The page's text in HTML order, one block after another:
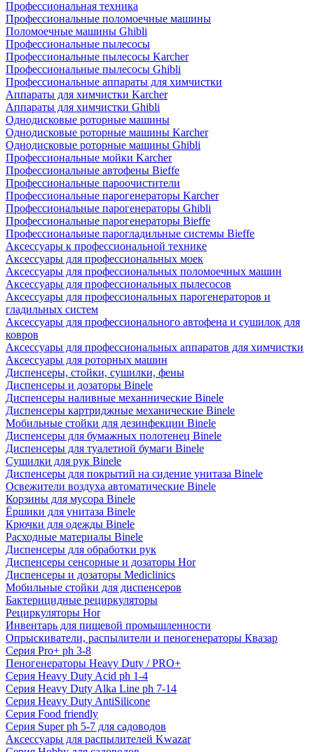
Профессиональная техника
Профессиональные поломоечные машины
Поломоечные машины Ghibli
Профессиональные пылесосы
Профессиональные пылесосы Karcher
Профессиональные пылесосы Ghibli
Профессиональные аппараты для химчистки
Аппараты для химчистки Karcher
Аппараты для химчистки Ghibli
Однодисковые роторные машины
Однодисковые роторные машины Karcher
Однодисковые роторные машины Ghibli
Профессиональные мойки Karcher
Профессиональные автофены Bieffe
Профессиональные пароочистители
Профессиональные парогенераторы Karcher
Профессиональные парогенераторы Ghibli
Профессиональные парогенераторы Bieffe
Профессиональные парогладильные системы Bieffe
Аксессуары к профессиональной технике
Аксессуары для профессиональных моек
Аксессуары для профессиональных поломоечных машин
Аксессуары для профессиональных пылесосов
Аксессуары для профессиональных парогенераторов и
гладильных систем
Аксессуары для профессионального автофена и сушилок для
ковров
Аксессуары для профессиональных аппаратов для химчистки
Аксессуары для роторных машин
Диспенсеры, стойки, сушилки, фены
Диспенсеры и дозаторы Binele
Диспенсеры наливные механнические Binele
Диспенсеры картриджные механические Binele
Мобильные стойки для дезинфекции Binele
Диспенсеры для бумажных полотенец Binele
Диспенсеры для туалетной бумаги Binele
Сушилки для рук Binele
Диспенсеры для покрытий на сидение унитаза Binele
Освежители воздуха автоматические Binele
Корзины для мусора Binele
Ёршики для унитаза Binele
Крючки для одежды Binele
Расходные материалы Binele
Диспенсеры для обработки рук
Диспенсеры сенсорные и дозаторы Hor
Диспенсеры и дозаторы Mediclinics
Мобильные стойки для диспенсеров
Бактерицидные рециркуляторы
Рециркуляторы Hor
Инвентарь для пищевой промышленности
Опрыскиватели, распылители и пеногенераторы Квазар
Серия Pro+ ph 3-8
Пеногенераторы Heavy Duty / PRO+
Серия Heavy Duty Acid ph 1-4
Серия Heavy Duty Alka Line ph 7-14
Серия Heavy Duty AntiSilicone
Серия Food friendly
Серия Super ph 5-7 для садоводов
Аксессуары для распылителей Kwazar